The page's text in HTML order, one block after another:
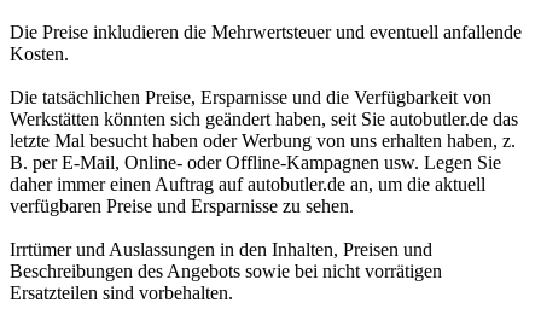
Die Preise inkludieren die Mehrwertsteuer und eventuell anfallende
Kosten.
Die tatsächlichen Preise, Ersparnisse und die Verfügbarkeit von
Werkstätten könnten sich geändert haben, seit Sie autobutler.de das
letzte Mal besucht haben oder Werbung von uns erhalten haben, z.
B. per E-Mail, Online- oder Offline-Kampagnen usw. Legen Sie
daher immer einen Auftrag auf autobutler.de an, um die aktuell
verfügbaren Preise und Ersparnisse zu sehen.
Irrtümer und Auslassungen in den Inhalten, Preisen und
Beschreibungen des Angebots sowie bei nicht vorrätigen
Ersatzteilen sind vorbehalten.